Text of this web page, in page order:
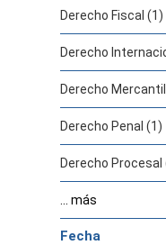
Derecho Fiscal (1)
Derecho
Derecho
Derecho Penal (1)
Derecho Procesal
... más
Fecha